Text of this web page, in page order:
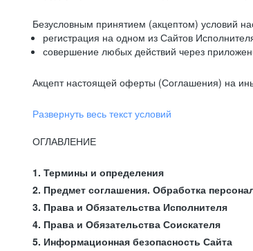
Безусловным принятием (акцептом) условий
регистрация на одном из Сайтов
совершение любых действий через
Акцепт настоящей оферты (Соглашения) на
Развернуть весь текст условий
ОГЛАВЛЕНИЕ
1. Термины и определения
2. Предмет соглашения. Обработка
3. Права и Обязательства Исполнителя
4. Права и Обязательства Соискателя
5. Информационная безопасность Сайта